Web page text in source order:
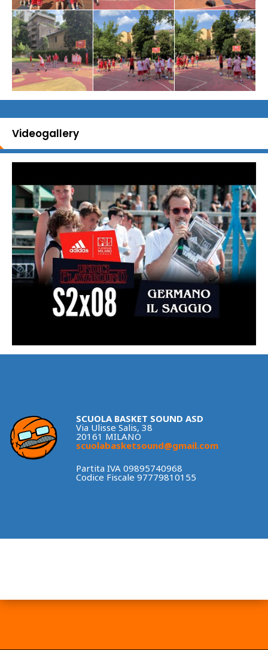
Videogallery
SCUOLA BASKET SOUND ASD
Via Ulisse Salis, 38
20161 MILANO
scuolabasketsound@gmail.com
Partita IVA 09895740968
Codice Fiscale 97779810155